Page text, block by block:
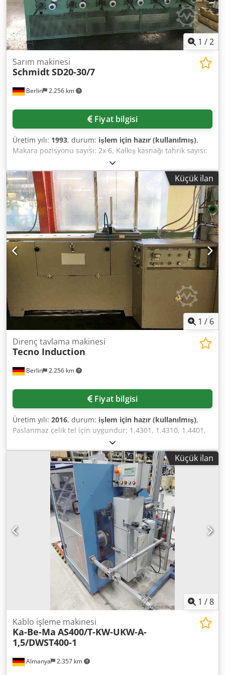
1 /2
Berlin 2.256 km
Sarım makinesi
SchmidtSD20-30/7
Fiyat bilgisi
Üretim yılı: 1993, durum: işlem için hazır (kullanılmış),
Makara pozisyonu sayısı: 2x 6, Kalkış kasnağı tahrik sayısı:
1 grup tahriki, Serme sayısı: 1 grup serme, Tel çapı: 0,15-
0,3 mm, Delik çapı 22 mm, Sarım hızı: 20-120/dak, maks.
sarım gücü: 78,5MPA, bağlı yük: 4,5kW, malzeme:
paslanmaz çelik ve pirinç, makara aralığı: DIN 46399'a göre
K160 ila K250, tüm makara pozisyonları için alma
kasnaklarının grup tahriki ve geleneksel flanşlı makaralar
için tüm makara pozisyonları için grup serme ile. Dcsdsn I
T Tgopfx Amrek
Küçük ilan
1 / 6
Berlin 2.256 km
Direnç tavlama makinesi
Tecno Induction
Fiyat bilgisi
Üretim yılı: 2016, durum: işlem için hazır (kullanılmış),
Paslanmaz çelik tel için uygundur: 1.4301, 1.4310, 1.4401,
tel çapı: 2400 N / mm²'ye kadar mukavemetli 0,25-0,5mm,
çalışma hızı: 75-80m / dak, sıcaklık aralığı: 400-650 ° C, bir
sıcaklık göstergesi (hareketli) ile aynı anda dört tel için
uygundur, koruyucu gaz: şekillendirme gazı sınıfı 95/5%
95N2/5% H2, azot gazı, soğutma: su soğutmalı tüpler.
Dcjdsn R Nhqepfx Amrjk
Küçük ilan
1 /8
Almanya 2.357 km
Kablo işleme makinesi
Ka-Be-Ma AS400/T-KW-UKW-A-
1,5/DWST400-1